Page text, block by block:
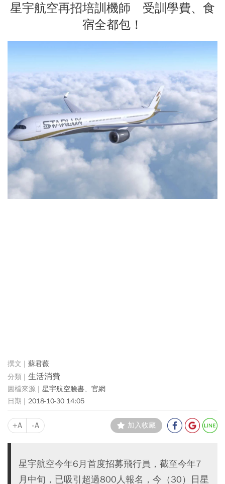
星宇航空再招培訓機師 受訓學費、食
宿全都包！
蘇君薇
生活消費
星宇航空臉書、官網
2018-10-30 14:05
+A -A 加入收藏
星宇航空今年6月首度招募飛行員，截至今年7
月中旬，已吸引超過800人報名，今（30）日星